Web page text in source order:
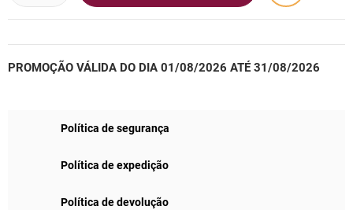
PROMOÇÃO VÁLIDA DO DIA 01/08/2026 ATÉ 31/08/2026
Política de segurança
Política de expedição
Política de devolução